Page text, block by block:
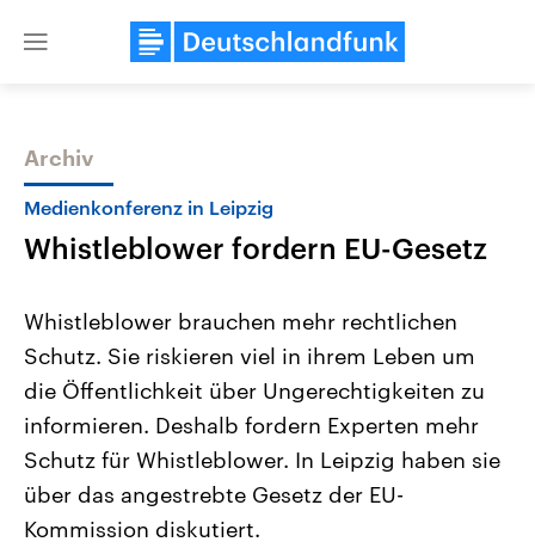
Close
Themen
Landtagswahl Sachsen-Anhalt
2026
Alle Informationen
Sachsen-Anhalt wählt am 6.
September 2026 einen neuen
Landtag. Seit 2021 wird das
Bundesland von einer Koalition aus
USA
Aktuelle Beiträge,
Hintergründe
Wirtschaftlich und
gehören die Vereinigten
Archiv
Medienkonferenz in Leipzig
Whistleblower fordern EU-Gesetz
Whistleblower brauchen mehr rechtlichen
Schutz. Sie riskieren viel in ihrem Leben um
die Öffentlichkeit über Ungerechtigkeiten zu
informieren. Deshalb fordern Experten mehr
Schutz für Whistleblower. In Leipzig haben sie
über das angestrebte Gesetz der EU-
Kommission diskutiert.